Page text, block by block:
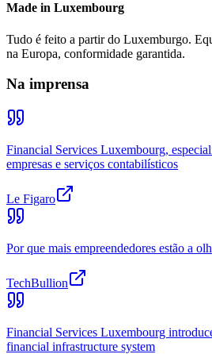
Made in Luxembourg
Tudo é feito a partir do Luxemburgo.
na Europa, conformidade garantida.
Na imprensa
Financial Services Luxembourg,
empresas e serviços contabilísticos
Le Figaro
Por que mais empreendedores estão a
TechBullion
Financial Services Luxembourg
financial infrastructure system